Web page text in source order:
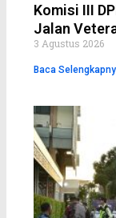
Komisi III
Jalan
3 Agustus 2026
Baca